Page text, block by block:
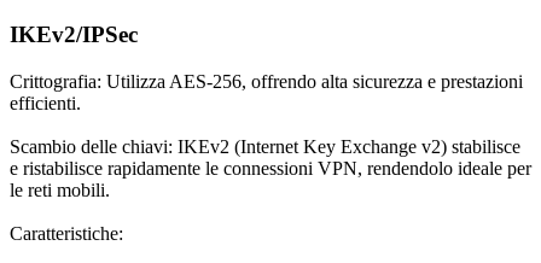
IKEv2/IPSec
Crittografia: Utilizza AES-256, offrendo alta sicurezza e prestazioni
efficienti.
Scambio delle chiavi: IKEv2 (Internet Key Exchange v2) stabilisce
e ristabilisce rapidamente le connessioni VPN, rendendolo ideale per
le reti mobili.
Caratteristiche: